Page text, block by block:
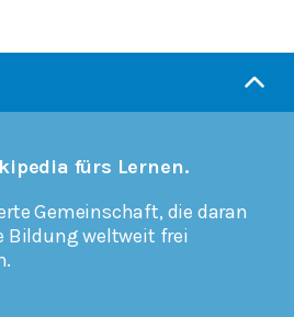
fürs Lernen.
Gemeinschaft, die daran
Bildung weltweit frei